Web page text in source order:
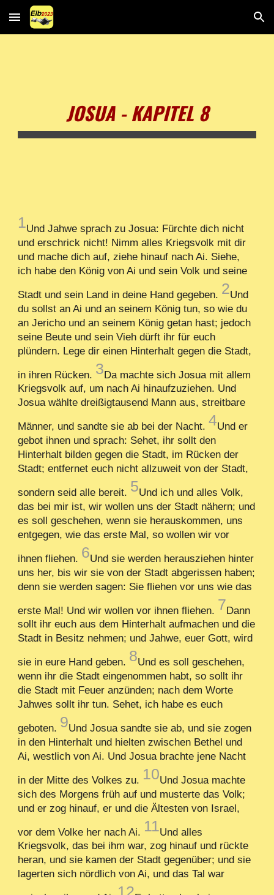
Skip to main content Skip to navigation
JOSUA - KAPITEL 8
1Und Jahwe sprach zu Josua: Fürchte dich nicht
und erschrick nicht! Nimm alles Kriegsvolk mit dir
und mache dich auf, ziehe hinauf nach Ai. Siehe,
ich habe den König von Ai und sein Volk und seine
Stadt und sein Land in deine Hand gegeben. 2Und
du sollst an Ai und an seinem König tun, so wie du
an Jericho und an seinem König getan hast; jedoch
seine Beute und sein Vieh dürft ihr für euch
plündern. Lege dir einen Hinterhalt gegen die Stadt,
in ihren Rücken. 3Da machte sich Josua mit allem
Kriegsvolk auf, um nach Ai hinaufzuziehen. Und
Josua wählte dreißigtausend Mann aus, streitbare
Männer, und sandte sie ab bei der Nacht.4Und er
gebot ihnen und sprach: Sehet, ihr sollt den
Hinterhalt bilden gegen die Stadt, im Rücken der
Stadt; entfernet euch nicht allzuweit von der Stadt,
sondern seid alle bereit. 5Und ich und alles Volk,
das bei mir ist, wir wollen uns der Stadt nähern; und
es soll geschehen, wenn sie herauskommen, uns
entgegen, wie das erste Mal, so wollen wir vor
ihnen fliehen. 6Und sie werden herausziehen hinter
uns her, bis wir sie von der Stadt abgerissen haben;
denn sie werden sagen: Sie fliehen vor uns wie das
erste Mal! Und wir wollen vor ihnen fliehen. 7Dann
sollt ihr euch aus dem Hinterhalt aufmachen und die
Stadt in Besitz nehmen; und Jahwe, euer Gott, wird
sie in eure Hand geben. 8Und es soll geschehen,
wenn ihr die Stadt eingenommen habt, so sollt ihr
die Stadt mit Feuer anzünden; nach dem Worte
Jahwes sollt ihr tun. Sehet, ich habe es euch
geboten. 9Und Josua sandte sie ab, und sie zogen
in den Hinterhalt und hielten zwischen Bethel und
Ai, westlich von Ai. Und Josua brachte jene Nacht
in der Mitte des Volkes zu. 10Und Josua machte
sich des Morgens früh auf und musterte das Volk;
und er zog hinauf, er und die Ältesten von Israel,
vor dem Volke her nach Ai. 11Und alles
Kriegsvolk, das bei ihm war, zog hinauf und rückte
heran, und sie kamen der Stadt gegenüber; und sie
lagerten sich nördlich von Ai, und das Tal war